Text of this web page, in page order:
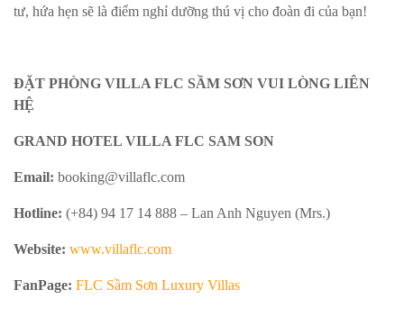
tư, hứa hẹn sẽ là điểm nghỉ dưỡng thú vị cho đoàn đi của bạn!
ĐẶT PHÒNG VILLA FLC SẦM SƠN VUI LÒNG LIÊN
HỆ
GRAND HOTEL VILLA FLC SAM SON
Email: booking@villaflc.com
Hotline: ‎‎(+84) 94 17 14 888 – Lan Anh Nguyen (Mrs.)
Website: www.villaflc.com
FanPage: FLC Sầm Sơn Luxury Villas